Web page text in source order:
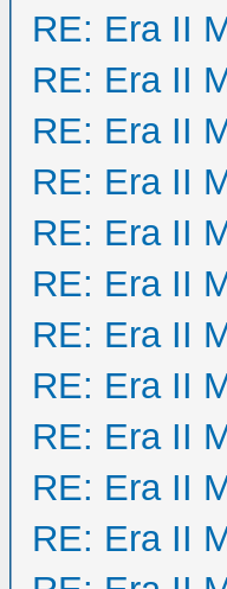
RE: Era II
RE: Era II
RE: Era II
RE: Era II
RE: Era II
RE: Era II
RE: Era II
RE: Era II
RE: Era II
RE: Era II
RE: Era II